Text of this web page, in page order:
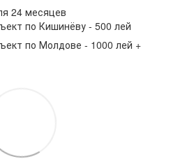
24 месяцев
по Кишинёву - 500 лей
по Молдове - 1000 лей +